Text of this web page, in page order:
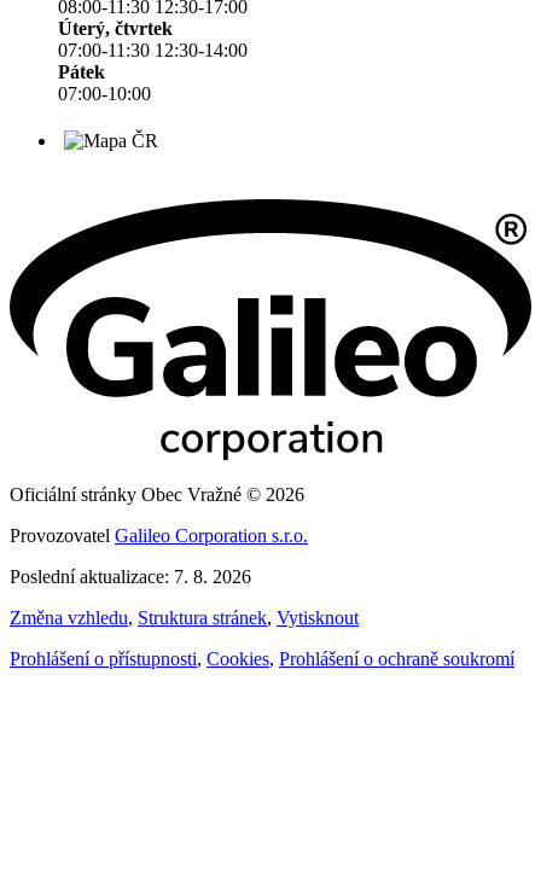
08:00-11:30 12:30-17:00
Úterý, čtvrtek
07:00-11:30 12:30-14:00
Pátek
07:00-10:00
Oficiální stránky Obec Vražné © 2026
Provozovatel Galileo Corporation s.r.o.
Poslední aktualizace: 7. 8. 2026
Změna vzhledu, Struktura stránek, Vytisknout
Prohlášení o přístupnosti, Cookies, Prohlášení o ochraně soukromí